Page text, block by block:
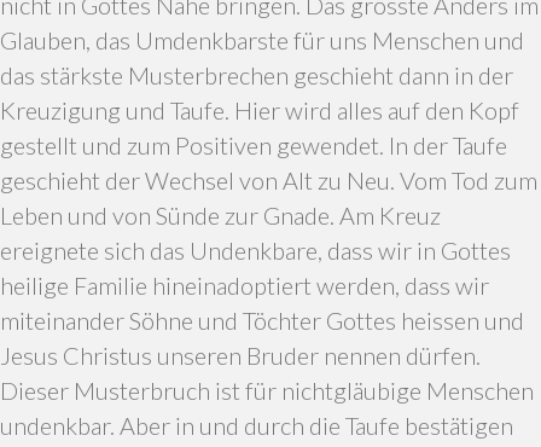
Glauben, das Umdenkbarste für uns Menschen und
das stärkste Musterbrechen geschieht dann in der
Kreuzigung und Taufe. Hier wird alles auf den Kopf
gestellt und zum Positiven gewendet. In der Taufe
geschieht der Wechsel von Alt zu Neu. Vom Tod zum
Leben und von Sünde zur Gnade. Am Kreuz
ereignete sich das Undenkbare, dass wir in Gottes
heilige Familie hineinadoptiert werden, dass wir
miteinander Söhne und Töchter Gottes heissen und
Jesus Christus unseren Bruder nennen dürfen.
Dieser Musterbruch ist für nichtgläubige Menschen
undenkbar. Aber in und durch die Taufe bestätigen